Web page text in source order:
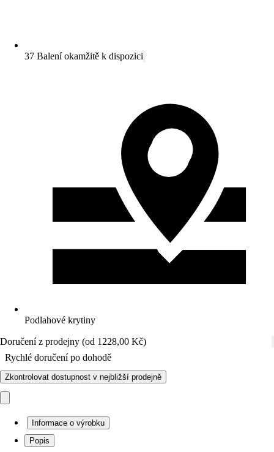
37 Balení okamžitě k dispozici
Podlahové krytiny
Doručení z prodejny (od 1228,00 Kč)
Rychlé doručení po dohodě
Zkontrolovat dostupnost v nejbližší prodejně
Informace o výrobku
Popis